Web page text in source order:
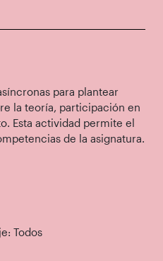
para plantear
la teoría, participación en
Esta actividad permite el
de la asignatura.
Todos